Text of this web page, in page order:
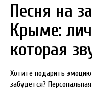
Песня на
Крыме:
которая
Хотите подарить
забудется?